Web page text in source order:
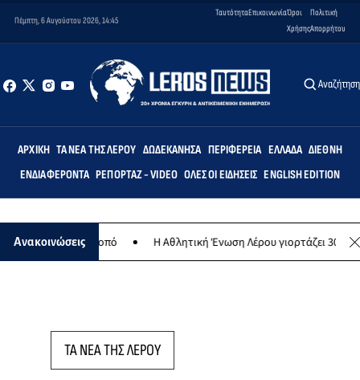
Πέμπτη, 6 Αυγούστου 2026, 14:45
ΤαυτότηταΕπικοινωνίαΌροι
Χρήσης
Πολιτική
Απορρήτου
Αναζήτηση
ΑΡΧΙΚΉ ΤΑ ΝΈΑ ΤΗΣ ΛΈΡΟΥ ΔΩΔΕΚΆΝΗΣΑ ΠΕΡΙΦΈΡΕΙΑ ΕΛΛΆΔΑ ΔΙΕΘΝΉ
ΕΝΔΙΑΦΈΡΟΝΤΑ ΡΕΠΟΡΤΆΖ - VIDEO ΌΛΕΣ ΟΙ ΕΙΔΉΣΕΙΣ ENGLISH EDITION
Ανακοινώσεις
σκοπό Η Αθλητική Ένωση Λέρου γιορτάζει 30 χρόνια
ΤΑ ΝΕΑ ΤΗΣ ΛΕΡΟΥ